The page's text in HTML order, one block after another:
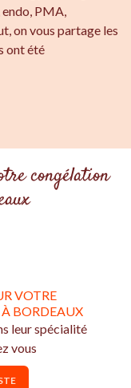
PMA,
on vous partage les
ont été
congélation
VOTRE
BORDEAUX
leur spécialité
vous